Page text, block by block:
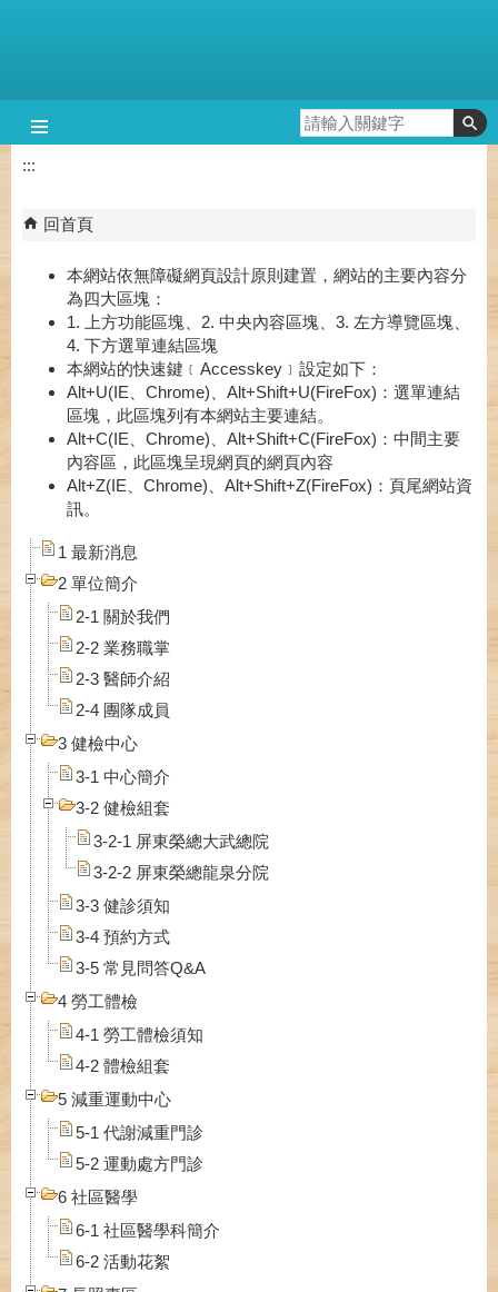
:::
回首頁
本網站依無障礙網頁設計原則建置，網站的主要內容分
為四大區塊：
1. 上方功能區塊、2. 中央內容區塊、3. 左方導覽區塊、
4. 下方選單連結區塊
本網站的快速鍵﹝Accesskey﹞設定如下：
Alt+U(IE、Chrome)、Alt+Shift+U(FireFox)：選單連結
區塊，此區塊列有本網站主要連結。
Alt+C(IE、Chrome)、Alt+Shift+C(FireFox)：中間主要
內容區，此區塊呈現網頁的網頁內容
Alt+Z(IE、Chrome)、Alt+Shift+Z(FireFox)：頁尾網站資
訊。
1 最新消息
2 單位簡介
2-1 關於我們
2-2 業務職掌
2-3 醫師介紹
2-4 團隊成員
3 健檢中心
3-1 中心簡介
3-2 健檢組套
3-2-1 屏東榮總大武總院
3-2-2 屏東榮總龍泉分院
3-3 健診須知
3-4 預約方式
3-5 常見問答Q&A
4 勞工體檢
4-1 勞工體檢須知
4-2 體檢組套
5 減重運動中心
5-1 代謝減重門診
5-2 運動處方門診
6 社區醫學
6-1 社區醫學科簡介
6-2 活動花絮